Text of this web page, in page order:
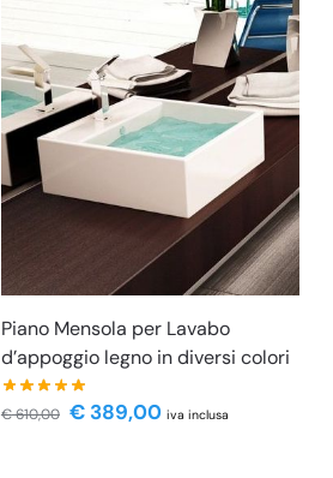
Piano Mensola per Lavabo
d’appoggio legno in diversi colori
€610,00 €389,00 iva inclusa